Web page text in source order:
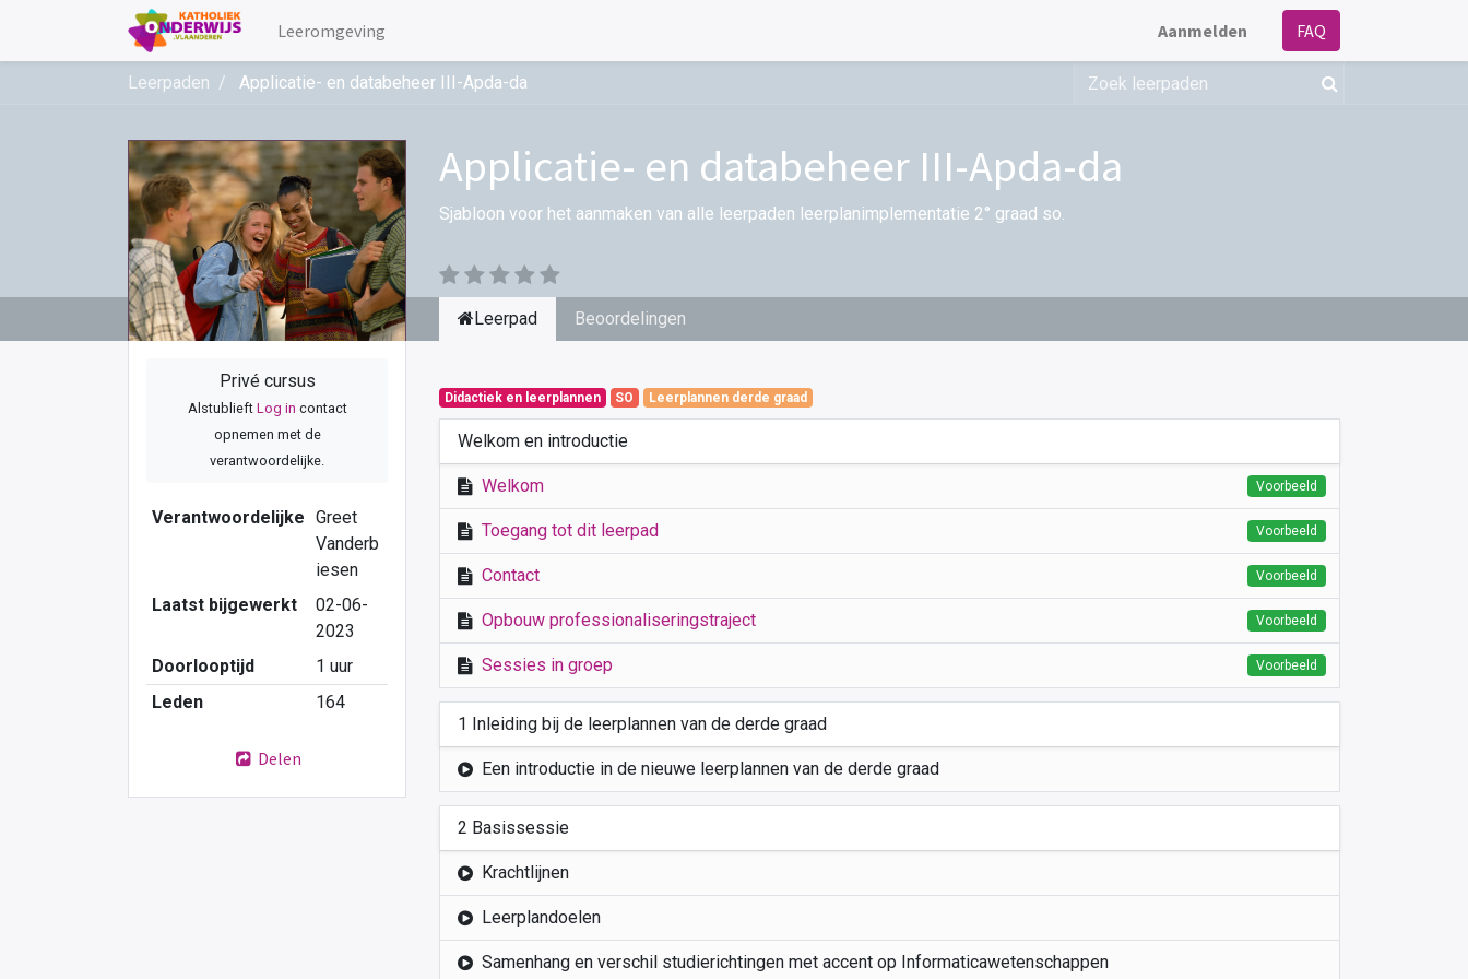
Leeromgeving Aanmelden FAQ
Leerpaden Applicatie- en databeheer III-Apda-da
Applicatie- en databeheer III-Apda-da
Sjabloon voor het aanmaken van alle leerpaden leerplanimplementatie 2° graad so.
Privé cursus
Alstublieft Log in contact
opnemen met de
verantwoordelijke.
Verantwoordelijke Greet
Vanderb
iesen
Laatst bijgewerkt
02-06-
2023
Doorlooptijd
1 uur
Leden
164
Delen
Leerpad Beoordelingen
Didactiek en leerplannen SO Leerplannen derde graad
Welkom en introductie
Welkom Voorbeeld
Toegang tot dit leerpad Voorbeeld
Contact Voorbeeld
Opbouw professionaliseringstraject Voorbeeld
Sessies in groep Voorbeeld
1 Inleiding bij de leerplannen van de derde graad
Een introductie in de nieuwe leerplannen van de derde graad
2 Basissessie
Krachtlijnen
Leerplandoelen
Samenhang en verschil studierichtingen met accent op Informaticawetenschappen